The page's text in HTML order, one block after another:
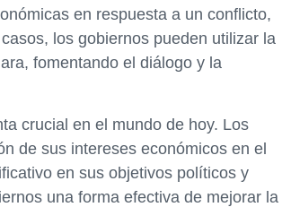
en respuesta a un conflicto,
los gobiernos pueden utilizar la
fomentando el diálogo y la
crucial en el mundo de hoy. Los
de sus intereses económicos en el
en sus objetivos políticos y
una forma efectiva de mejorar la